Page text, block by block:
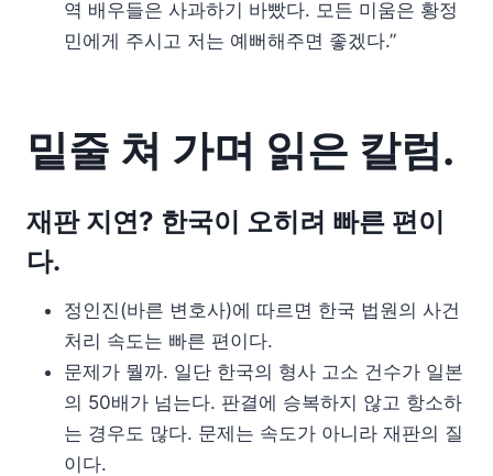
역 배우들은 사과하기 바빴다. 모든 미움은 황정
민에게 주시고 저는 예뻐해주면 좋겠다.”
밑줄 쳐 가며 읽은 칼럼.
재판 지연? 한국이 오히려 빠른 편이
다.
정인진(바른 변호사)에 따르면 한국 법원의 사건
처리 속도는 빠른 편이다.
문제가 뭘까. 일단 한국의 형사 고소 건수가 일본
의 50배가 넘는다. 판결에 승복하지 않고 항소하
는 경우도 많다. 문제는 속도가 아니라 재판의 질
이다.